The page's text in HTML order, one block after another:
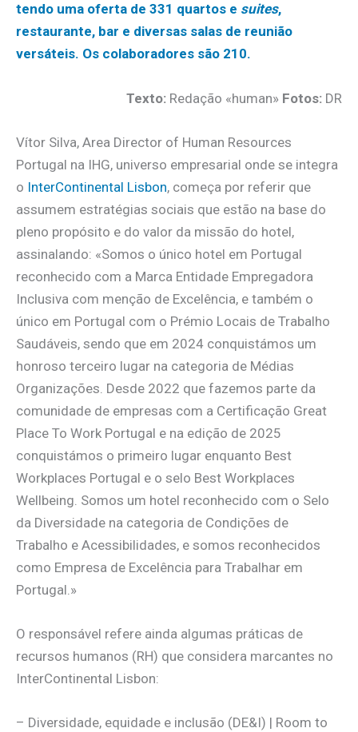
tendo uma oferta de 331 quartos e suites,
restaurante, bar e diversas salas de reunião
versáteis. Os colaboradores são 210.
Texto: Redação «human» Fotos: DR
Vítor Silva, Area Director of Human Resources
Portugal na IHG, universo empresarial onde se integra
o InterContinental Lisbon, começa por referir que
assumem estratégias sociais que estão na base do
pleno propósito e do valor da missão do hotel,
assinalando: «Somos o único hotel em Portugal
reconhecido com a Marca Entidade Empregadora
Inclusiva com menção de Excelência, e também o
único em Portugal com o Prémio Locais de Trabalho
Saudáveis, sendo que em 2024 conquistámos um
honroso terceiro lugar na categoria de Médias
Organizações. Desde 2022 que fazemos parte da
comunidade de empresas com a Certificação Great
Place To Work Portugal e na edição de 2025
conquistámos o primeiro lugar enquanto Best
Workplaces Portugal e o selo Best Workplaces
Wellbeing. Somos um hotel reconhecido com o Selo
da Diversidade na categoria de Condições de
Trabalho e Acessibilidades, e somos reconhecidos
como Empresa de Excelência para Trabalhar em
Portugal.»
O responsável refere ainda algumas práticas de
recursos humanos (RH) que considera marcantes no
InterContinental Lisbon:
– Diversidade, equidade e inclusão (DE&I) | Room to